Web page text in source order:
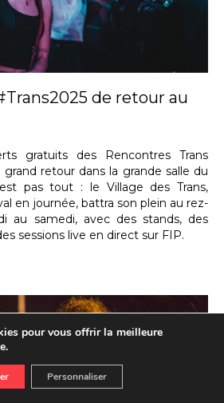
de retour au
gratuits des Rencontres Trans
retour dans la grande salle du
pas tout : le Village des Trans,
en journée, battra son plein au rez-
au samedi, avec des stands, des
sessions live en direct sur FIP.
pour vous offrir la meilleure
Personnaliser